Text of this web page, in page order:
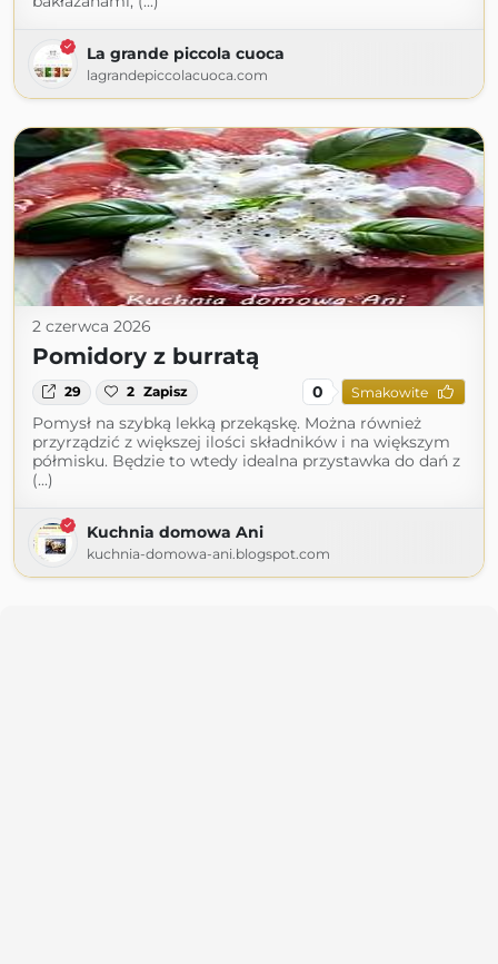
La grande piccola cuoca
lagrandepiccolacuoca.com
2 czerwca 2026
Pomidory z burratą
29 2 Zapisz 0 Smakowite
Pomysł na szybką lekką przekąskę. Można również
przyrządzić z większej ilości składników i na większym
półmisku. Będzie to wtedy idealna przystawka do dań z
(...)
Kuchnia domowa Ani
kuchnia-domowa-ani.blogspot.com